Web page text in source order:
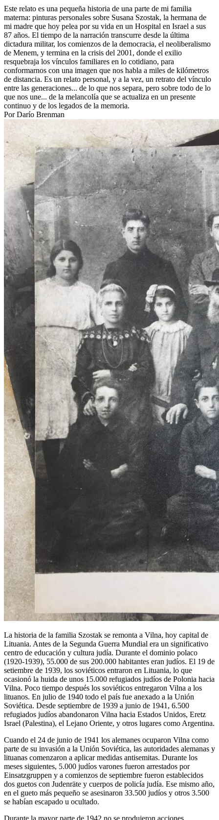
Este relato es una pequeña historia de una parte de mi familia
materna: pinturas personales sobre Susana Szostak, la hermana de
mi madre que hoy pelea por su vida en un Hospital en Israel a sus
87 años. El tiempo de la narración transcurre desde la última
dictadura militar, los comienzos de la democracia, el neoliberalismo
de Menem, y termina en la crisis del 2001, donde el exilio
resquebraja los vínculos familiares en lo cotidiano, para
conformarnos con una imagen que nos habla a miles de kilómetros
de distancia. Es un relato personal, y a la vez, un retrato del vínculo
entre las generaciones... de lo que nos separa, pero sobre todo de lo
que nos une... de la melancolía que se actualiza en un presente
continuo y de los legados de la memoria.
Por Darío Brenman
La historia de la familia Szostak se remonta a Vilna, hoy capital de
Lituania. Antes de la Segunda Guerra Mundial era un significativo
centro de educación y cultura judía. Durante el dominio polaco
(1920-1939), 55.000 de sus 200.000 habitantes eran judíos. El 19 de
setiembre de 1939, los soviéticos entraron en Lituania, lo que
ocasionó la huida de unos 15.000 refugiados judíos de Polonia hacia
Vilna. Poco tiempo después los soviéticos entregaron Vilna a los
lituanos. En julio de 1940 todo el país fue anexado a la Unión
Soviética. Desde septiembre de 1939 a junio de 1941, 6.500
refugiados judíos abandonaron Vilna hacia Estados Unidos, Eretz
Israel (Palestina), el Lejano Oriente, y otros lugares como Argentina.
Cuando el 24 de junio de 1941 los alemanes ocuparon Vilna como
parte de su invasión a la Unión Soviética, las autoridades alemanas y
lituanas comenzaron a aplicar medidas antisemitas. Durante los
meses siguientes, 5.000 judíos varones fueron arrestados por
Einsatzgruppen y a comienzos de septiembre fueron establecidos
dos guetos con Judenräte y cuerpos de policía judía. Ese mismo año,
en el gueto más pequeño se asesinaron 33.500 judíos y otros 3.500
se habían escapado u ocultado.
Durante la mayor parte de 1942 no se produjeron acciones